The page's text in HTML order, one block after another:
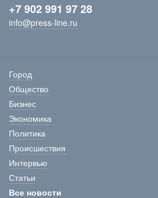
+7 902 991 97 28
info@press-line.ru
Город
Общество
Бизнес
Экономика
Политика
Происшествия
Интервью
Статьи
Все новости